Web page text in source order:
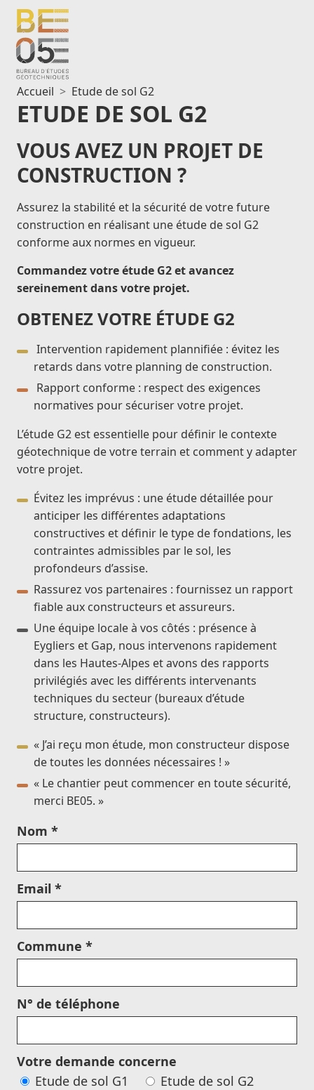
Aller
au
contenu
Accueil Etude de sol G2
ETUDE DE SOL G2
VOUS AVEZ UN PROJET DE
CONSTRUCTION ?
Assurez la stabilité et la sécurité de votre future
construction en réalisant une étude de sol G2
conforme aux normes en vigueur.
Commandez votre étude G2 et avancez
sereinement dans votre projet.
OBTENEZ VOTRE ÉTUDE G2
Intervention rapidement plannifiée : évitez les
retards dans votre planning de construction.
Rapport conforme : respect des exigences
normatives pour sécuriser votre projet.
L’étude G2 est essentielle pour définir le contexte
géotechnique de votre terrain et comment y adapter
votre projet.
Évitez les imprévus : une étude détaillée pour
anticiper les différentes adaptations
constructives et définir le type de fondations, les
contraintes admissibles par le sol, les
profondeurs d’assise.
Rassurez vos partenaires : fournissez un rapport
fiable aux constructeurs et assureurs.
Une équipe locale à vos côtés : présence à
Eygliers et Gap, nous intervenons rapidement
dans les Hautes-Alpes et avons des rapports
privilégiés avec les différents intervenants
techniques du secteur (bureaux d’étude
structure, constructeurs).
« J’ai reçu mon étude, mon constructeur dispose
de toutes les données nécessaires ! »
« Le chantier peut commencer en toute sécurité,
merci BE05. »
Nom *
Email *
Commune *
N° de téléphone
Votre demande concerne
Etude de sol G1
Etude de sol G2